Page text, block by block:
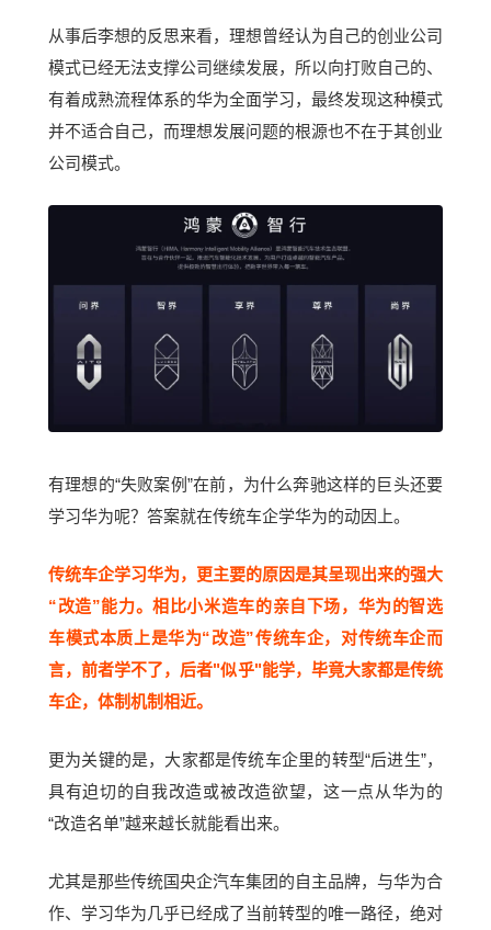
从事后李想的反思来看，理想曾经认为自己的创业公司
模式已经无法支撑公司继续发展，所以向打败自己的、
有着成熟流程体系的华为全面学习，最终发现这种模式
并不适合自己，而理想发展问题的根源也不在于其创业
公司模式。
有理想的“失败案例”在前，为什么奔驰这样的巨头还要
学习华为呢？答案就在传统车企学华为的动因上。
传统车企学习华为，更主要的原因是其呈现出来的强大
“改造”能力。相比小米造车的亲自下场，华为的智选
车模式本质上是华为“改造”传统车企，对传统车企而
言，前者学不了，后者"似乎"能学，毕竟大家都是传统
车企，体制机制相近。
更为关键的是，大家都是传统车企里的转型“后进生”，
具有迫切的自我改造或被改造欲望，这一点从华为的
“改造名单”越来越长就能看出来。
尤其是那些传统国央企汽车集团的自主品牌，与华为合
作、学习华为几乎已经成了当前转型的唯一路径，绝对